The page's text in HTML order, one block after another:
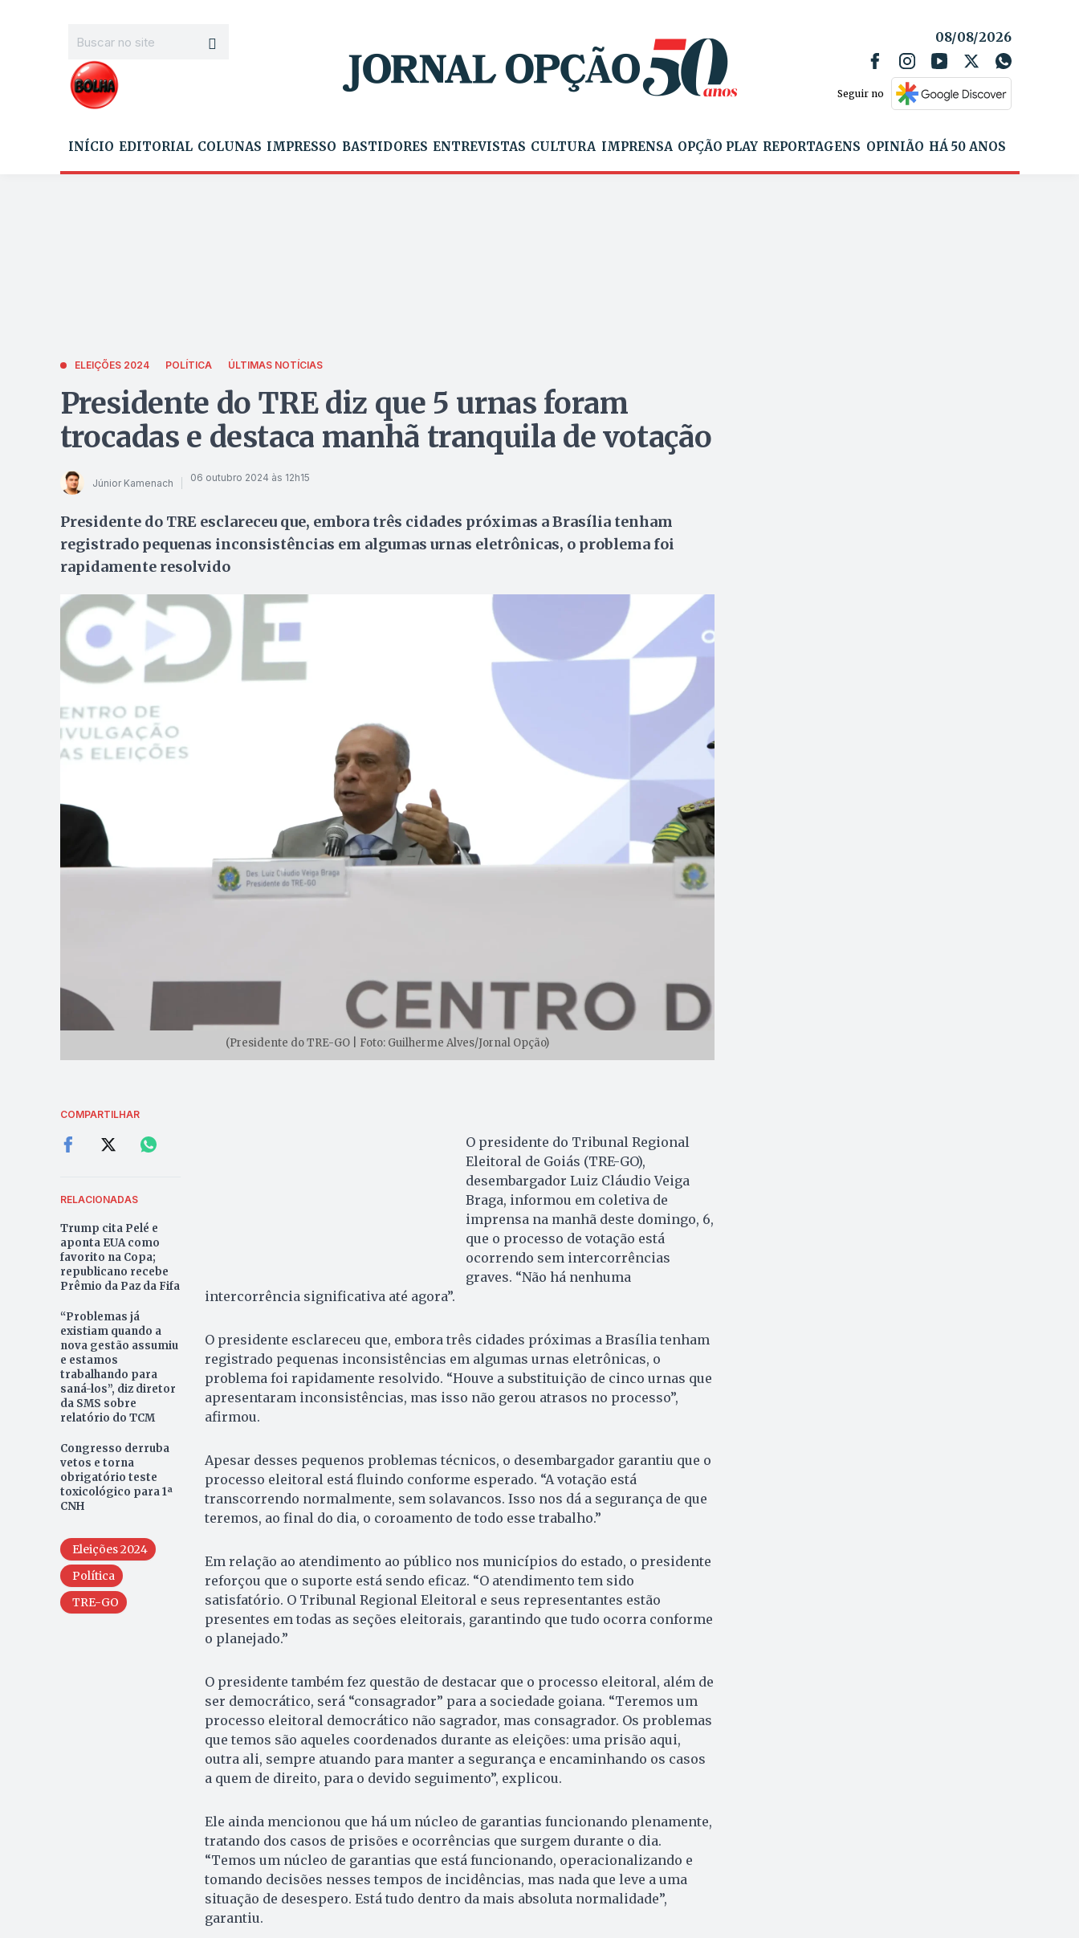
08/08/2026
Seguir no
INÍCIO EDITORIAL COLUNAS IMPRESSO BASTIDORES ENTREVISTAS CULTURA IMPRENSA OPÇÃO PLAY REPORTAGENS OPINIÃO HÁ 50 ANOS
ELEIÇÕES 2024 POLÍTICA ÚLTIMAS NOTÍCIAS
Presidente do TRE diz que 5 urnas foram
trocadas e destaca manhã tranquila de votação
Júnior Kamenach 06 outubro 2024 às 12h15
Presidente do TRE esclareceu que, embora três cidades próximas a Brasília tenham
registrado pequenas inconsistências em algumas urnas eletrônicas, o problema foi
rapidamente resolvido
(Presidente do TRE-GO | Foto: Guilherme Alves/Jornal Opção)
COMPARTILHAR
RELACIONADAS
Trump cita Pelé e
aponta EUA como
favorito na Copa;
republicano recebe
Prêmio da Paz da Fifa
“Problemas já
existiam quando a
nova gestão assumiu
e estamos
trabalhando para
saná-los”, diz diretor
da SMS sobre
relatório do TCM
Congresso derruba
vetos e torna
obrigatório teste
toxicológico para 1ª
CNH
Eleições 2024
Política
TRE-GO
O presidente do Tribunal Regional
Eleitoral de Goiás (TRE-GO),
desembargador Luiz Cláudio Veiga
Braga, informou em coletiva de
imprensa na manhã deste domingo, 6,
que o processo de votação está
ocorrendo sem intercorrências
graves. “Não há nenhuma
intercorrência significativa até agora”.
O presidente esclareceu que, embora três cidades próximas a Brasília tenham
registrado pequenas inconsistências em algumas urnas eletrônicas, o
problema foi rapidamente resolvido. “Houve a substituição de cinco urnas que
apresentaram inconsistências, mas isso não gerou atrasos no processo”,
afirmou.
Apesar desses pequenos problemas técnicos, o desembargador garantiu que o
processo eleitoral está fluindo conforme esperado. “A votação está
transcorrendo normalmente, sem solavancos. Isso nos dá a segurança de que
teremos, ao final do dia, o coroamento de todo esse trabalho.”
Em relação ao atendimento ao público nos municípios do estado, o presidente
reforçou que o suporte está sendo eficaz. “O atendimento tem sido
satisfatório. O Tribunal Regional Eleitoral e seus representantes estão
presentes em todas as seções eleitorais, garantindo que tudo ocorra conforme
o planejado.”
O presidente também fez questão de destacar que o processo eleitoral, além de
ser democrático, será “consagrador” para a sociedade goiana. “Teremos um
processo eleitoral democrático não sagrador, mas consagrador. Os problemas
que temos são aqueles coordenados durante as eleições: uma prisão aqui,
outra ali, sempre atuando para manter a segurança e encaminhando os casos
a quem de direito, para o devido seguimento”, explicou.
Ele ainda mencionou que há um núcleo de garantias funcionando plenamente,
tratando dos casos de prisões e ocorrências que surgem durante o dia.
“Temos um núcleo de garantias que está funcionando, operacionalizando e
tomando decisões nesses tempos de incidências, mas nada que leve a uma
situação de desespero. Está tudo dentro da mais absoluta normalidade”,
garantiu.